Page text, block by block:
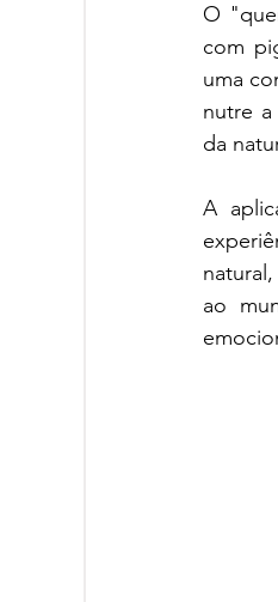
O
com
uma
nutre a
da
A
ao